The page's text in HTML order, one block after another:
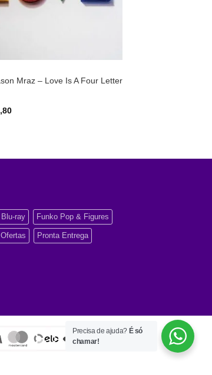
Mraz – Love Is A Four Letter
ray Funko Pop & Figures
Ofertas Pronta Entrega
Precisa de ajuda? É só
chamar!